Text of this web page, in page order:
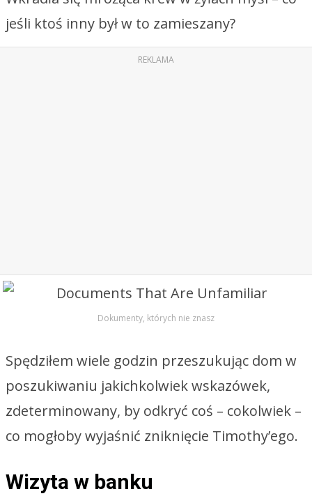
jeśli ktoś inny był w to zamieszany?
REKLAMA
Dokumenty, których nie znasz
Spędziłem wiele godzin przeszukując dom w
poszukiwaniu jakichkolwiek wskazówek,
zdeterminowany, by odkryć coś – cokolwiek –
co mogłoby wyjaśnić zniknięcie Timothy’ego.
Wizyta w banku